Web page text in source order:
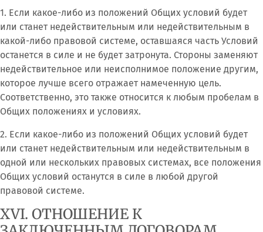
1. Если какое-либо из положений Общих условий будет
или станет недействительным или недействительным в
какой-либо правовой системе, оставшаяся часть Условий
останется в силе и не будет затронута. Стороны заменяют
недействительное или неисполнимое положение другим,
которое лучше всего отражает намеченную цель.
Соответственно, это также относится к любым пробелам в
Общих положениях и условиях.
2. Если какое-либо из положений Общих условий будет
или станет недействительным или недействительным в
одной или нескольких правовых системах, все положения
Общих условий останутся в силе в любой другой
правовой системе.
XVI. ОТНОШЕНИЕ К